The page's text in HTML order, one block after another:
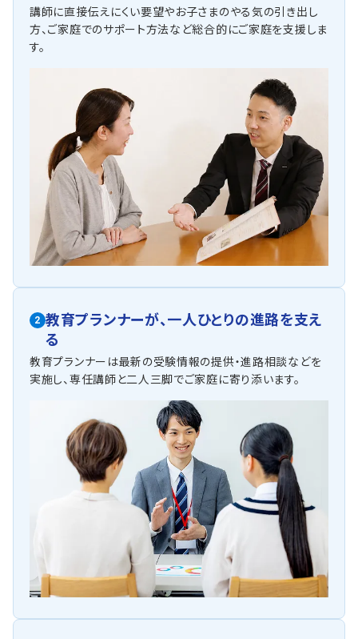
講師に直接伝えにくい要望やお子さまのやる気の引き出し
方、ご家庭でのサポート方法など総合的にご家庭を支援しま
す。
2 教育プランナーが、一人ひとりの進路を支え
る
教育プランナーは最新の受験情報の提供・進路相談などを
実施し、専任講師と二人三脚でご家庭に寄り添います。